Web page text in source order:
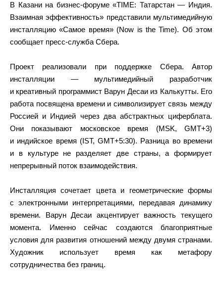
В Казани на бизнес-форуме «TIME: Татарстан — Индия.
Взаимная эффективность» представили мультимедийную
инсталляцию «Самое время» (Now is the Time). Об этом
сообщает пресс-служба Сбера.
Проект реализовали при поддержке Сбера. Автор
инсталляции — мультимедийный разработчик
и креативный программист Варун Десаи из Калькутты. Его
работа посвящена времени и символизирует связь между
Россией и Индией через два абстрактных циферблата.
Они показывают московское время (MSK, GMT+3)
и индийское время (IST, GMT+5:30). Разница во времени
и в культуре не разделяет две страны, а формирует
непрерывный поток взаимодействия.
Инсталляция сочетает цвета и геометрические формы
с электронными интерпретациями, передавая динамику
времени. Варун Десаи акцентирует важность текущего
момента. Именно сейчас создаются благоприятные
условия для развития отношений между двумя странами.
Художник использует время как метафору
сотрудничества без границ.